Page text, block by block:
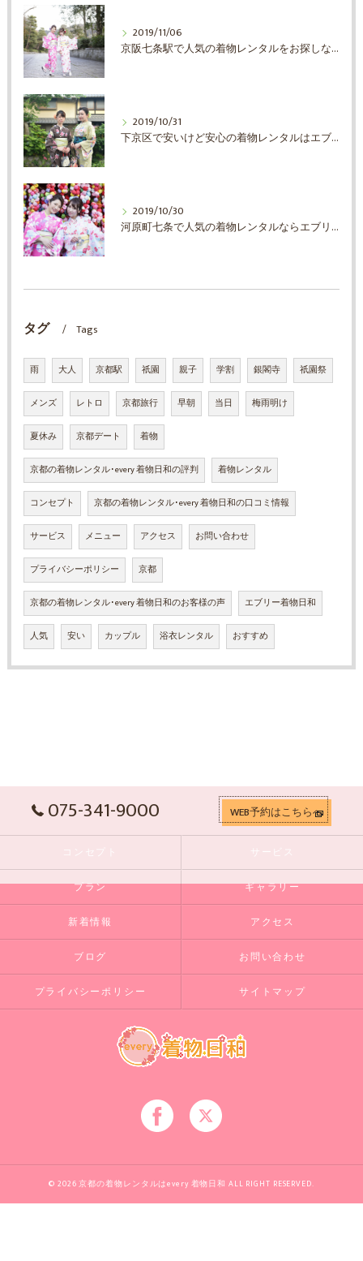
2019/11/06
京阪七条駅で人気の着物レンタルをお探しならエブリ着物日和
2019/10/31
下京区で安いけど安心の着物レンタルはエブリ着物日和
2019/10/30
河原町七条で人気の着物レンタルならエブリ着物日和
タグ Tags
雨 大人 京都駅 祇園 親子 学割 銀閣寺 祇園祭
メンズ レトロ 京都旅行 早朝 当日 梅雨明け
夏休み 京都デート 着物
京都の着物レンタル･every 着物日和の評判 着物レンタル
コンセプト 京都の着物レンタル･every 着物日和の口コミ情報
サービス メニュー アクセス お問い合わせ
プライバシーポリシー 京都
京都の着物レンタル･every 着物日和のお客様の声 エブリー着物日和
人気 安い カップル 浴衣レンタル おすすめ
075-341-9000 WEB予約はこちらへ
コンセプト サービス
プラン ギャラリー
新着情報 アクセス
ブログ お問い合わせ
プライバシーポリシー サイトマップ
© 2026 京都の着物レンタルはevery 着物日和 ALL RIGHT RESERVED.